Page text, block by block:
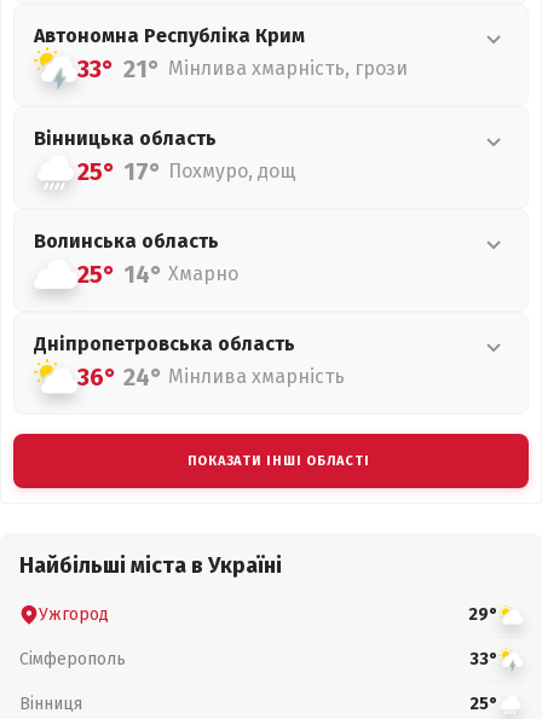
Автономна Республіка Крим
33° 21° Мінлива хмарність, грози
Вінницька область
25° 17° Похмуро, дощ
Волинська область
25° 14° Хмарно
Дніпропетровська область
36° 24° Мінлива хмарність
ПОКАЗАТИ ІНШІ ОБЛАСТІ
Найбільші міста в Україні
Ужгород 29°
Сімферополь 33°
Вінниця 25°